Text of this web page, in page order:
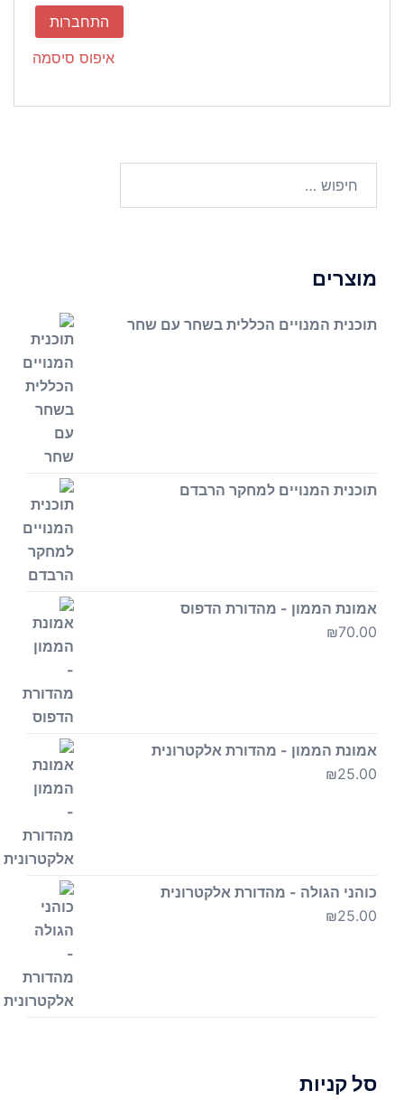
התחברות
איפוס סיסמה
מוצרים
תוכנית המנויים הכללית בשחר עם שחר
תוכנית המנויים למחקר הרבדם
אמונת הממון - מהדורת הדפוס
₪70.00
אמונת הממון - מהדורת אלקטרונית
₪25.00
כוהני הגולה - מהדורת אלקטרונית
₪25.00
סל קניות